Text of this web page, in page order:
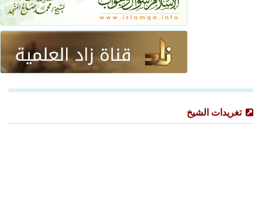
تغريدات الشيخ